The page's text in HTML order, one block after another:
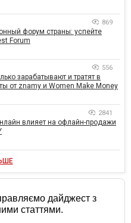
869
форум страны: успейте
Forum
556
зарабатывают и тратят в
от znamy и Women Make Money
2841
влияет на офлайн-продажи
дайджест з
статтями.